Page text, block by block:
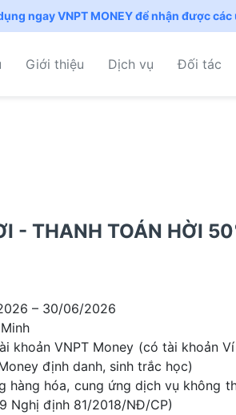
ngay VNPT MONEY để nhận được
Giới thiệu Dịch vụ Đối tác
- THANH TOÁN HỜI
– 30/06/2026
khoản VNPT Money (có tài khoản
định danh, sinh trắc học)
hàng hóa, cung ứng dịch vụ không
Nghị định 81/2018/NĐ/CP)